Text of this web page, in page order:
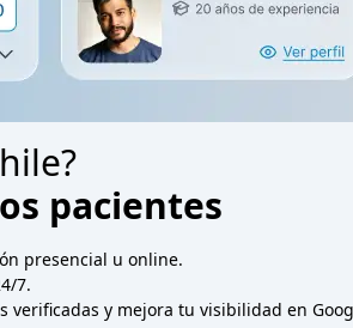
pacientes
presencial u online.
7.
y mejora tu visibilidad en